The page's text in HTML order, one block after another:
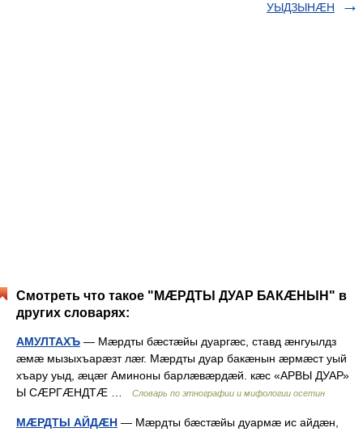
УЫДЗЫНÆН
Смотреть что такое "МÆРДТЫ ДУАР БАКÆНЫН" в
других словарях:
АМУЛТАХЪ — Мæрдты бæстæйы дуаргæс, ставд æнгуылдз
æмæ мызыхъарæзт лæг. Мæрдты дуар бакæнын æрмæст уый
хъару уыд, æцæг Аминоны барлæвæрдæй. кæс «АРВЫ ДУАР»
Ы СÆРГÆНДТÆ …
Словарь по этнографии и мифологии осетин
МÆРДТЫ АЙДÆН — Мæрдты бæстæйы дуармæ ис айдæн,